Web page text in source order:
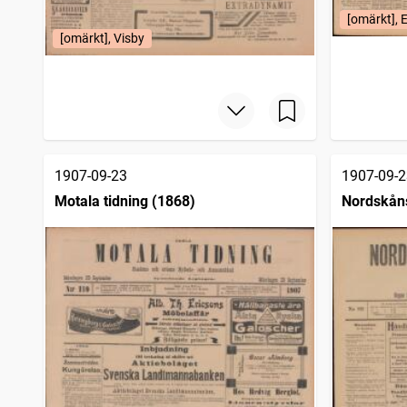
[omärkt], Visby
[omärkt],
1907-09-23
Motala tidning (1868)
1907-09-